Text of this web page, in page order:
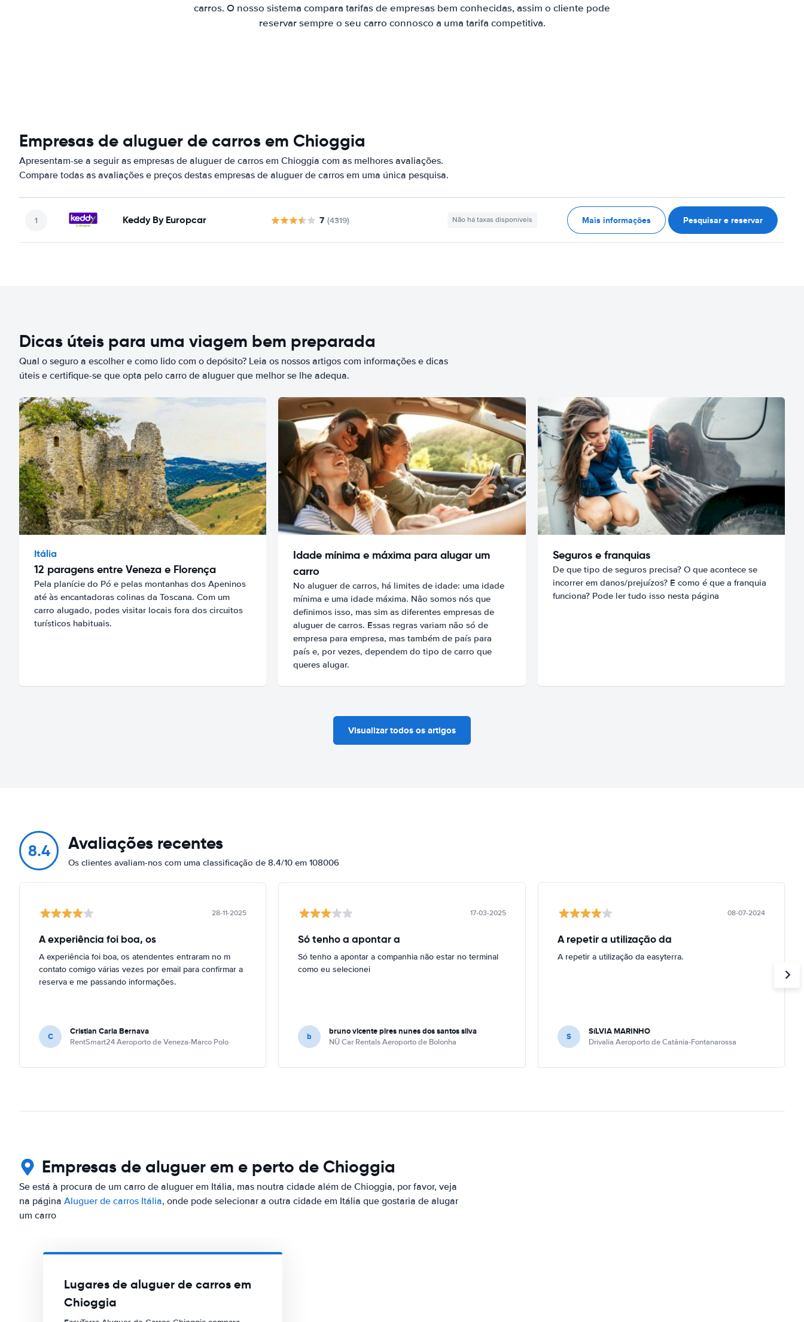
carros. O nosso sistema compara tarifas de empresas bem conhecidas, assim o cliente pode
reservar sempre o seu carro connosco a uma tarifa competitiva.
Empresas de aluguer de carros em Chioggia
Apresentam-se a seguir as empresas de aluguer de carros em Chioggia com as melhores avaliações.
Compare todas as avaliações e preços destas empresas de aluguer de carros em uma única pesquisa.
Keddy By Europcar 7 (4319) Não há taxas disponíveis Mais informações Pesquisar e reservar
Dicas úteis para uma viagem bem preparada
Qual o seguro a escolher e como lido com o depósito? Leia os nossos artigos com informações e dicas
úteis e certifique-se que opta pelo carro de aluguer que melhor se lhe adequa.
Itália
12 paragens entre Veneza e Florença
Pela planície do Pó e pelas montanhas dos Apeninos
até às encantadoras colinas da Toscana. Com um
carro alugado, podes visitar locais fora dos circuitos
turísticos habituais.
Idade mínima e máxima para alugar um
carro
No aluguer de carros, há limites de idade: uma idade
mínima e uma idade máxima. Não somos nós que
definimos isso, mas sim as diferentes empresas de
aluguer de carros. Essas regras variam não só de
empresa para empresa, mas também de país para
país e, por vezes, dependem do tipo de carro que
queres alugar.
Seguros e franquias
De que tipo de seguros precisa? O que acontece se
incorrer em danos/prejuízos? E como é que a franquia
funciona? Pode ler tudo isso nesta página
Visualizar todos os artigos
8.4 Avaliações recentes
Os clientes avaliam-nos com uma classificação de 8.4/10 em 108006
28-11-2025
A experiência foi boa, os
A experiência foi boa, os atendentes entraram no m
contato comigo várias vezes por email para confirmar a
reserva e me passando informações.
C Cristian Carla Bernava
RentSmart24 Aeroporto de Veneza-Marco Polo
17-03-2025
Só tenho a apontar a
Só tenho a apontar a companhia não estar no terminal
como eu selecionei
b bruno vicente pires nunes dos santos silva
NÜ Car Rentals Aeroporto de Bolonha
08-07-2024
A repetir a utilização da
A repetir a utilização da easyterra.
S SíLVIA MARINHO
Drivalia Aeroporto de Catânia-Fontanarossa
Empresas de aluguer em e perto de Chioggia
Se está à procura de um carro de aluguer em Itália, mas noutra cidade além de Chioggia, por favor, veja
na página Aluguer de carros Itália, onde pode selecionar a outra cidade em Itália que gostaria de alugar
um carro
Lugares de aluguer de carros em
Chioggia